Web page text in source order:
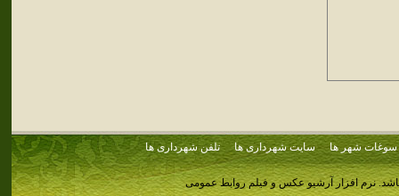
سوغات شهر ها سایت شهرداری ها تلفن شهرداری ها
نرم افزار آرشیو عکس و فیلم روابط عمومی